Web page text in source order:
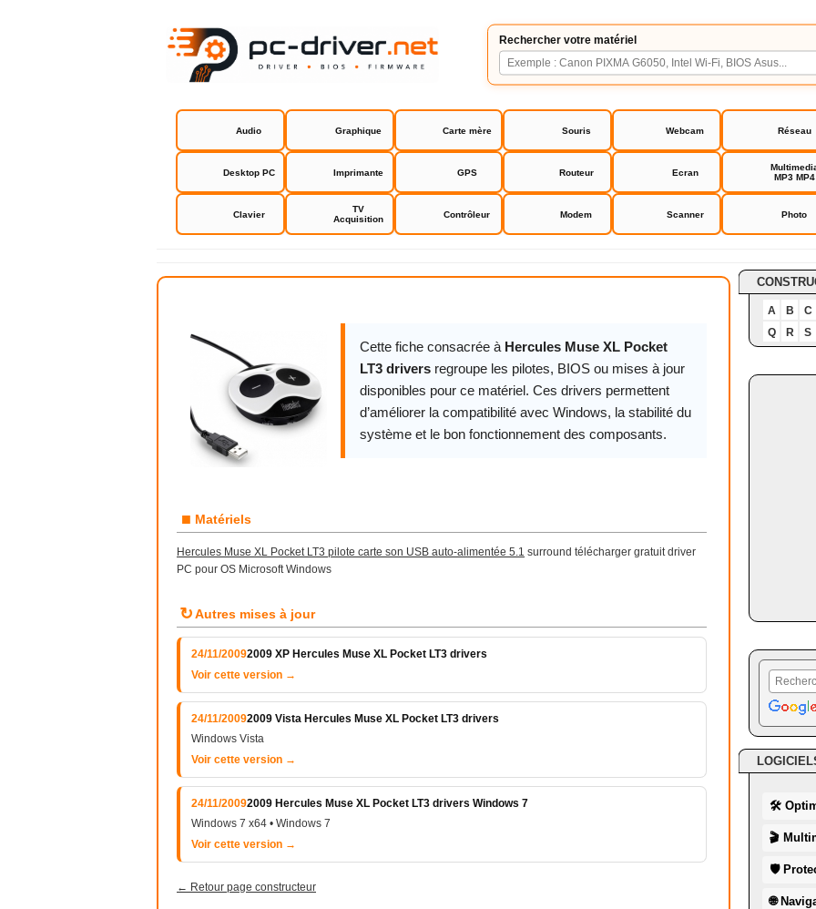
Rechercher votre matériel
Audio Graphique Carte mère Souris Webcam Réseau
Desktop PC Imprimante GPS Routeur Ecran
MP3 MP4
Clavier
TV
Acquisition
Contrôleur Modem Scanner Photo
Hercules Muse XL Pocket LT3 drivers
Cette fiche consacrée à Hercules Muse XL Pocket
LT3 drivers regroupe les pilotes, BIOS ou mises à jour
disponibles pour ce matériel. Ces drivers permettent
d’améliorer la compatibilité avec Windows, la stabilité du
système et le bon fonctionnement des composants.
■ Matériels
Hercules Muse XL Pocket LT3 pilote carte son USB auto-alimentée 5.1 surround télécharger gratuit driver
PC pour OS Microsoft Windows
↻Autres mises à jour
24/11/20092009 XP Hercules Muse XL Pocket LT3 drivers
Voir cette version →
24/11/20092009 Vista Hercules Muse XL Pocket LT3 drivers
Windows Vista
Voir cette version →
24/11/20092009 Hercules Muse XL Pocket LT3 drivers Windows 7
Windows 7 x64 • Windows 7
Voir cette version →
← Retour page constructeur
A B
C
Q
R S
🛠
🎬
🛡
🌐